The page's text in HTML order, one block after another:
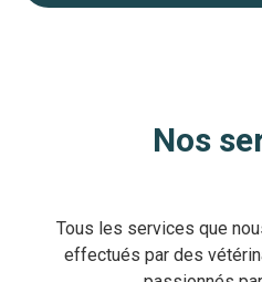
Nos
Tous les services que
effectués par des